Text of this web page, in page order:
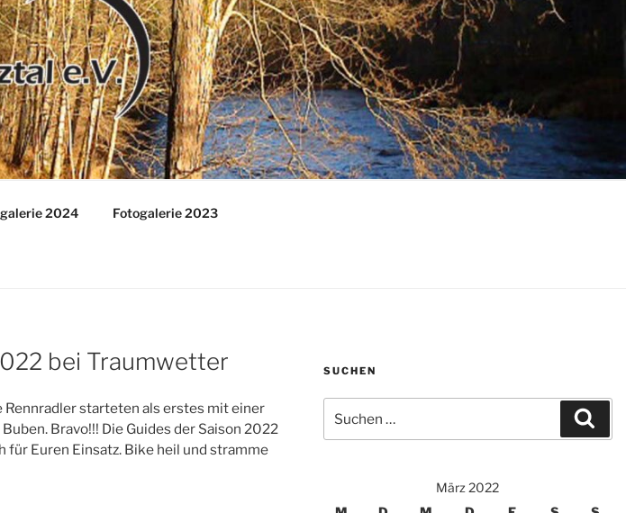
2024 Fotogalerie 2023
bei Traumwetter
Rennradler starteten als erstes mit einer
Bravo!!! Die Guides der Saison 2022
für Euren Einsatz. Bike heil und stramme
SUCHEN
nach:
März 2022